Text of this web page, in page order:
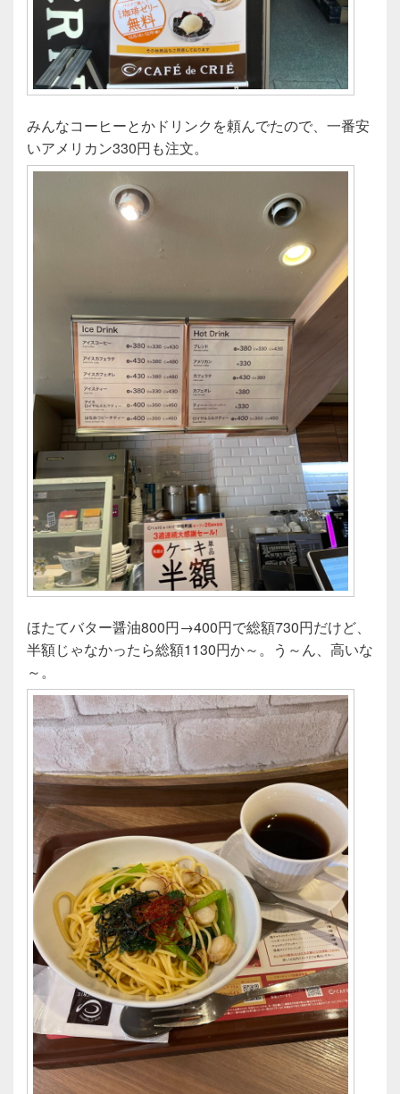
みんなコーヒーとかドリンクを頼んでたので、一番安
いアメリカン330円も注文。
ほたてバター醤油800円→400円で総額730円だけど、
半額じゃなかったら総額1130円か～。う～ん、高いな
～。